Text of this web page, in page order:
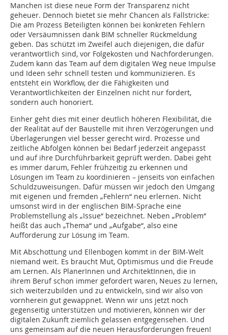
Manchen ist diese neue Form der Transparenz nicht
geheuer. Dennoch bietet sie mehr Chancen als Fallstricke:
Die am Prozess Beteiligten können bei konkreten Fehlern
oder Versäumnissen dank BIM schneller Rückmeldung
geben. Das schützt im Zweifel auch diejenigen, die dafür
verantwortlich sind, vor Folgekosten und Nachforderungen.
Zudem kann das Team auf dem digitalen Weg neue Impulse
und Ideen sehr schnell testen und kommunizieren. Es
entsteht ein Workflow, der die Fähigkeiten und
Verantwortlichkeiten der Einzelnen nicht nur fordert,
sondern auch honoriert.
Einher geht dies mit einer deutlich höheren Flexibilität, die
der Realität auf der Baustelle mit ihren Verzögerungen und
Überlagerungen viel besser gerecht wird. Prozesse und
zeitliche Abfolgen können bei Bedarf jederzeit angepasst
und auf ihre Durchführbarkeit geprüft werden. Dabei geht
es immer darum, Fehler frühzeitig zu erkennen und
Lösungen im Team zu koordinieren – jenseits von einfachen
Schuldzuweisungen. Dafür müssen wir jedoch den Umgang
mit eigenen und fremden „Fehlern“ neu erlernen. Nicht
umsonst wird in der englischen BIM-Sprache eine
Problemstellung als „Issue“ bezeichnet. Neben „Problem“
heißt das auch „Thema“ und „Aufgabe“, also eine
Aufforderung zur Lösung im Team.
Mit Abschottung und Ellenbogen kommt in der BIM-Welt
niemand weit. Es braucht Mut, Optimismus und die Freude
am Lernen. Als PlanerInnen und ArchitektInnen, die in
ihrem Beruf schon immer gefordert waren, Neues zu lernen,
sich weiterzubilden und zu entwickeln, sind wir also von
vornherein gut gewappnet. Wenn wir uns jetzt noch
gegenseitig unterstützen und motivieren, können wir der
digitalen Zukunft ziemlich gelassen entgegensehen. Und
uns gemeinsam auf die neuen Herausforderungen freuen!